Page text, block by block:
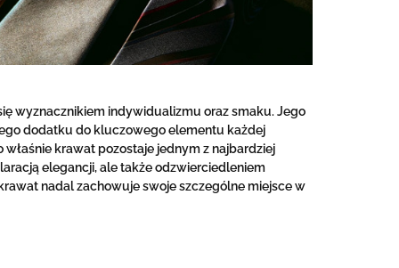
wyznacznikiem indywidualizmu oraz smaku. Jego
dodatku do kluczowego elementu każdej
krawat pozostaje jednym z najbardziej
elegancji, ale także odzwierciedleniem
nadal zachowuje swoje szczególne miejsce w